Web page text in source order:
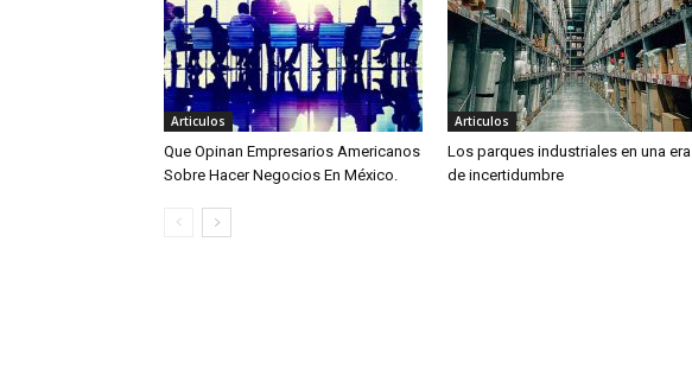
Articulos
Que Opinan Empresarios Americanos
Sobre Hacer Negocios En México.
Articulos
Los parques industriales en una era
de incertidumbre